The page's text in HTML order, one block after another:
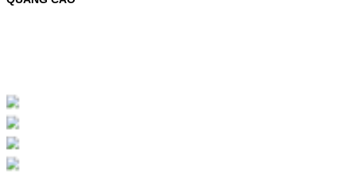
Chọn mua
HỘP MỰC MÀU SAMSUNG
CLT-403S CHO DÒNG MÁY